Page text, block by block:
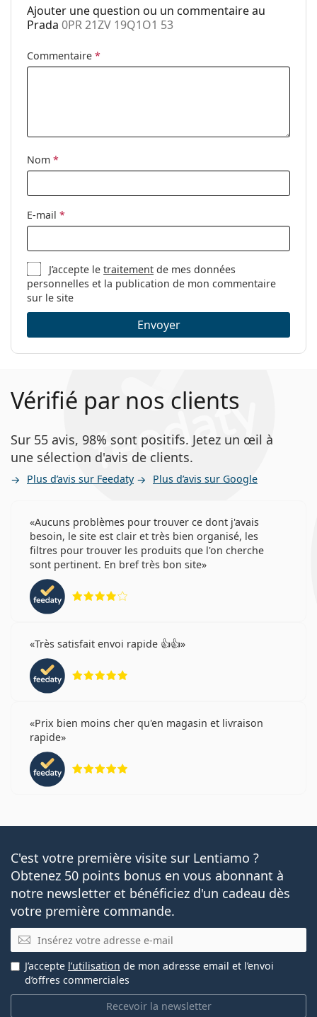
nez ajustables:
ressort:
nettoyage:
Sexe:
Catégorie:
Marque:
Prada
Code:
0PR 21ZV 19Q1O1 53
Ajouter une question ou un commentaire au
Prada 0PR 21ZV 19Q1O1 53
Commentaire *
Nom *
E-mail *
J’accepte letraitement de mes données
personnelles et la publication de mon commentaire
sur le site
Envoyer
Vérifié par nos clients
Sur 55 avis, 98% sont positifs. Jetez un œil à
une sélection d'avis de clients.
Plus d’avis sur Feedaty Plus d’avis sur Google
Aucuns problèmes pour trouver ce dont j'avais
besoin, le site est clair et très bien organisé, les
filtres pour trouver les produits que l'on cherche
sont pertinent. En bref très bon site
Très satisfait envoi rapide 👍👍
Prix bien moins cher qu'en magasin et livraison
rapide
C'est votre première visite sur Lentiamo ?
Obtenez 50 points bonus en vous abonnant à
notre newsletter et bénéficiez d'un cadeau dès
votre première commande.
E-mail
Recevoir la newsletter
J’accepte l’utilisation de mon adresse email et l’envoi
d’offres commerciales